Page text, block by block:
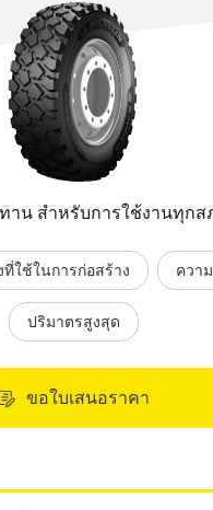
าน สำหรับการใช้งานทุก
ที่ใช้ในการก่อสร้าง ควา
ปริมาตรสูงสุด
ขอใบเสนอราคา